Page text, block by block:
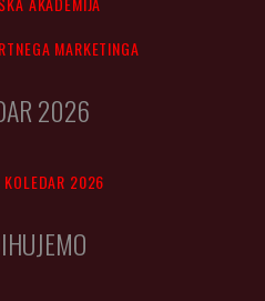
MARKETINGA
2026
KOLEDAR 2026